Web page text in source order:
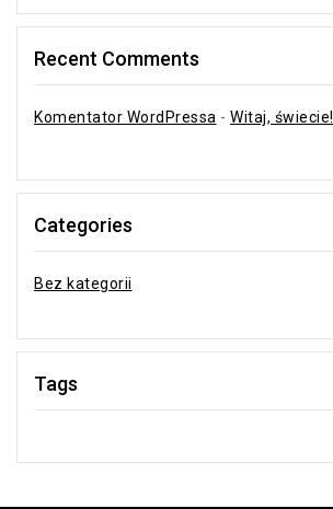
Recent Comments
Komentator WordPressa - Witaj, świecie!
Categories
Bez kategorii
Tags